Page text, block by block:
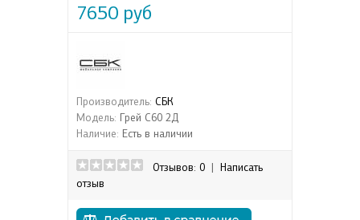
7650 руб
Производитель: СБК
Модель: Грей С60 2Д
Наличие: Есть в наличии
Отзывов: 0
Написать
отзыв